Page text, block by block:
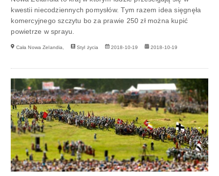
kwestii niecodziennych pomysłów. Tym razem idea sięgnęła
komercyjnego szczytu bo za prawie 250 zł można kupić
powietrze w sprayu.
Cała Nowa Zelandia, Styl życia 2018-10-19 2018-10-19